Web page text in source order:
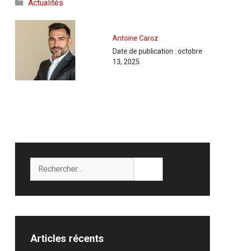
Actualités
Antoine Caroz
Date de publication : octobre
13, 2025
Articles récents